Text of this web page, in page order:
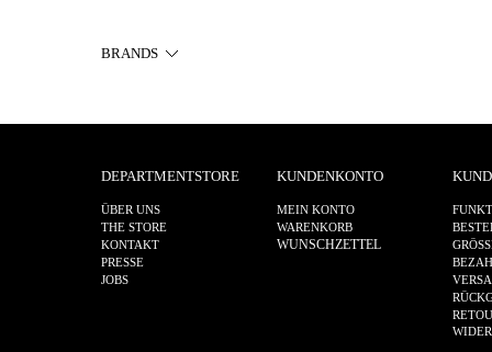
BRANDS
DEPARTMENTSTORE
ÜBER UNS
THE STORE
KONTAKT
PRESSE
JOBS
KUNDENKONTO
MEIN KONTO
WARENKORB
WUNSCHZETTEL